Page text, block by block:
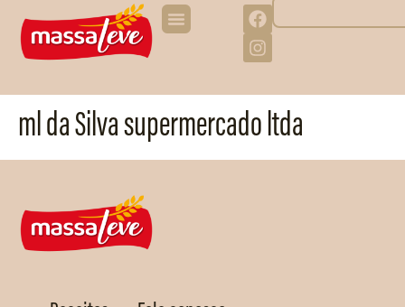
ml da Silva supermercado ltda